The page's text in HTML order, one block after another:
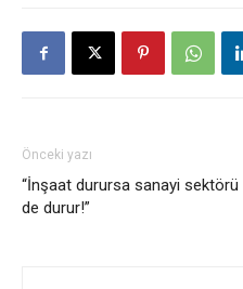
Önceki yazı
“İnşaat durursa sanayi sektörü
de durur!”